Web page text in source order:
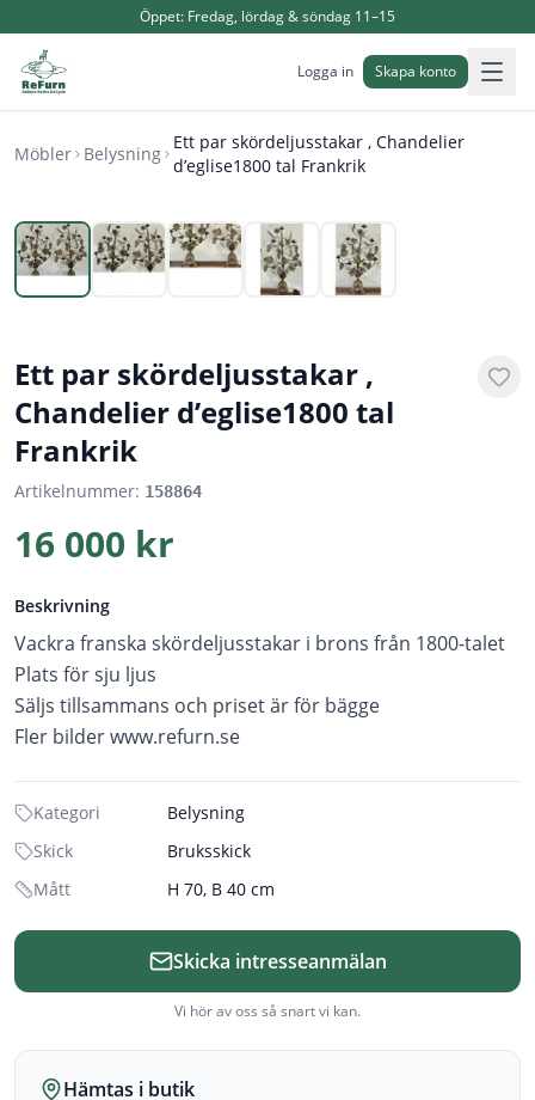
Öppet: Fredag, lördag & söndag 11–15
Logga in Skapa konto
Möbler Belysning
Ett par skördeljusstakar , Chandelier
d’eglise1800 tal Frankrik
Ett par skördeljusstakar ,
Chandelier d’eglise1800 tal
Frankrik
Artikelnummer: 158864
16 000 kr
Beskrivning
Vackra franska skördeljusstakar i brons från 1800-talet
Plats för sju ljus
Säljs tillsammans och priset är för bägge
Fler bilder www.refurn.se
Kategori
Belysning
Skick
Bruksskick
Mått
H 70, B 40 cm
Skicka intresseanmälan
Vi hör av oss så snart vi kan.
Hämtas i butik